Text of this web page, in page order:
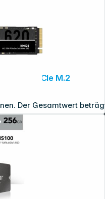
Der Gesamtwert